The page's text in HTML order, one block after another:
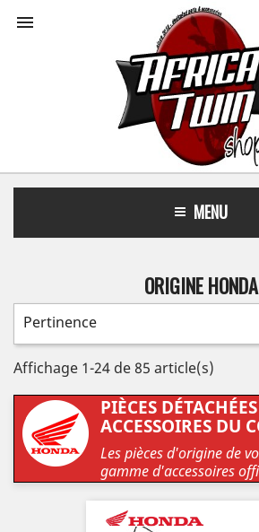

MENU
ORIGINE HONDA
Pertinence
Affichage 1-24 de 85 article(s)
PIÈCES
ACCESSOIRES DU
Les pièces d'origine de
gamme d'accessoires